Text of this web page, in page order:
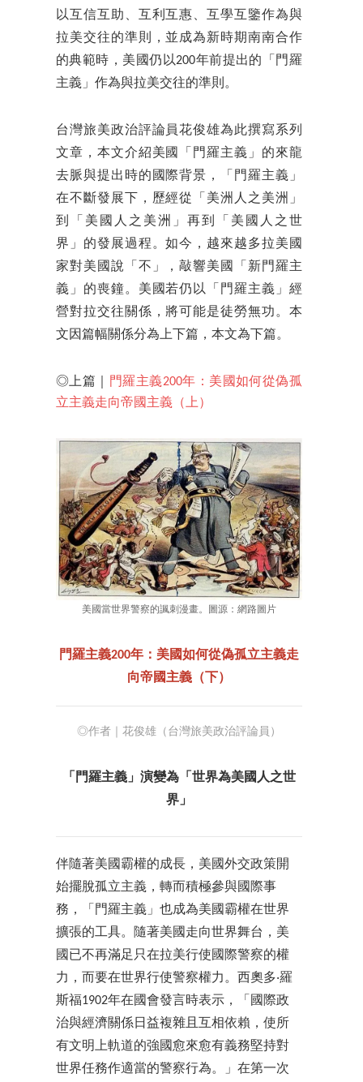
以互信互助、互利互惠、互學互鑒作為與
拉美交往的準則，並成為新時期南南合作
的典範時，美國仍以200年前提出的「門羅
主義」作為與拉美交往的準則。
台灣旅美政治評論員花俊雄為此撰寫系列
文章，本文介紹美國「門羅主義」的來龍
去脈與提出時的國際背景，「門羅主義」
在不斷發展下，歷經從「美洲人之美洲」
到「美國人之美洲」再到「美國人之世
界」的發展過程。如今，越來越多拉美國
家對美國說「不」，敲響美國「新門羅主
義」的喪鐘。美國若仍以「門羅主義」經
營對拉交往關係，將可能是徒勞無功。本
文因篇幅關係分為上下篇，本文為下篇。
◎上篇｜
門羅主義200年：美國如何從偽孤
立主義走向帝國主義（上）
美國當世界警察的諷刺漫畫。圖源：網路圖片
門羅主義200年：美國如何從偽孤立主義走
向帝國主義（下）
◎作者｜花俊雄（台灣旅美政治評論員）
「門羅主義」演變為「世界為美國人之世
界」
伴隨著美國霸權的成長，美國外交政策開
始擺脫孤立主義，轉而積極參與國際事
務，「門羅主義」也成為美國霸權在世界
擴張的工具。隨著美國走向世界舞台，美
國已不再滿足只在拉美行使國際警察的權
力，而要在世界行使警察權力。西奧多‧羅
斯福1902年在國會發言時表示，「國際政
治與經濟關係日益複雜且互相依賴，使所
有文明上軌道的強國愈來愈有義務堅持對
世界任務作適當的警察行為。」在第一次